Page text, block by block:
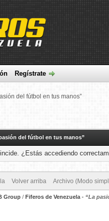
Regístrate
del fútbol en tus manos”
del fútbol en tus manos”
¿Estás accediendo
Volver arriba Archivo (Modo
Group/ Fiferos de Venezuela- “La